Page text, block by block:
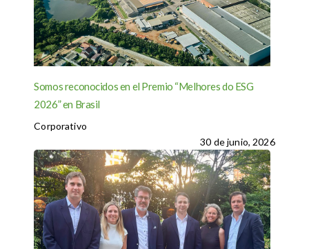
Somos reconocidos en el Premio “Melhores do ESG
2026” en Brasil
Corporativo
30 de junio, 2026